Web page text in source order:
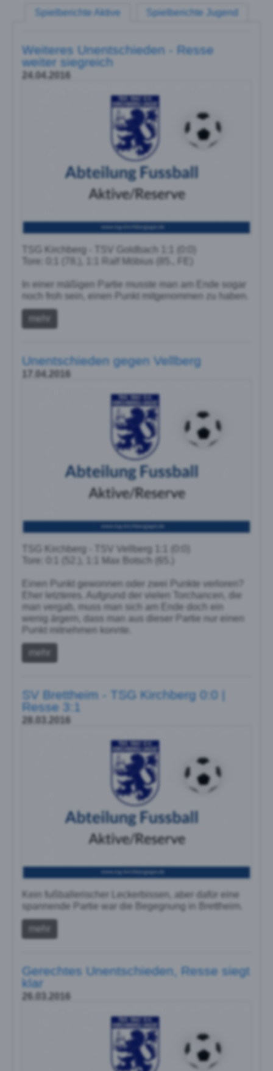
Spielberichte Aktive Spielberichte Jugend
Weiteres Unentschieden - Resse
weiter siegreich
24.04.2016
TSG Kirchberg - TSV Goldbach 1:1 (0:0)
Tore: 0:1 (78.), 1:1 Ralf Möbius (85., FE)
In einer mäßigen Partie musste man am Ende sogar
noch froh sein, einen Punkt mitgenommen zu haben.
mehr
Unentschieden gegen Vellberg
17.04.2016
TSG Kirchberg - TSV Vellberg 1:1 (0:0)
Tore: 0:1 (52.), 1:1 Max Botsch (65.)
Einen Punkt gewonnen oder zwei Punkte verloren?
Eher letzteres. Aufgrund der vielen Torchancen, die
man vergab, muss man sich am Ende doch ein
wenig ärgern, dass man aus dieser Partie nur einen
Punkt mitnehmen konnte.
mehr
SV Brettheim - TSG Kirchberg 0:0 |
Resse 3:1
Kein fußballerischer Leckerbissen, aber dafür eine
spannende Partie war die Begegnung in Brettheim.
mehr
Gerechtes Unentschieden, Resse siegt
klar
26.03.2016